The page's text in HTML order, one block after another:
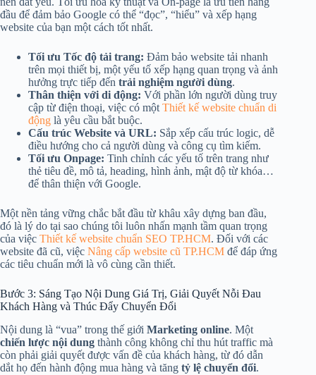
đầu để đảm bảo Google có thể “đọc”, “hiểu” và xếp hạng
website của bạn một cách tốt nhất.
Tối ưu Tốc độ tải trang: Đảm bảo website tải nhanh
trên mọi thiết bị, một yếu tố xếp hạng quan trọng và ảnh
hưởng trực tiếp đến trải nghiệm người dùng.
Thân thiện với di động: Với phần lớn người dùng truy
cập từ điện thoại, việc có một Thiết kế website chuẩn di
động là yêu cầu bắt buộc.
Cấu trúc Website và URL: Sắp xếp cấu trúc logic, dễ
điều hướng cho cả người dùng và công cụ tìm kiếm.
Tối ưu Onpage: Tinh chỉnh các yếu tố trên trang như
thẻ tiêu đề, mô tả, heading, hình ảnh, mật độ từ khóa…
để thân thiện với Google.
Một nền tảng vững chắc bắt đầu từ khâu xây dựng ban đầu,
đó là lý do tại sao chúng tôi luôn nhấn mạnh tầm quan trọng
của việc Thiết kế website chuẩn SEO TP.HCM. Đối với các
website đã cũ, việc Nâng cấp website cũ TP.HCM để đáp ứng
các tiêu chuẩn mới là vô cùng cần thiết.
Bước 3: Sáng Tạo Nội Dung Giá Trị, Giải Quyết Nỗi Đau
Khách Hàng và Thúc Đẩy Chuyển Đổi
Nội dung là “vua” trong thế giới Marketing online. Một
chiến lược nội dung thành công không chỉ thu hút traffic mà
còn phải giải quyết được vấn đề của khách hàng, từ đó dẫn
dắt họ đến hành động mua hàng và tăng tỷ lệ chuyển đổi.